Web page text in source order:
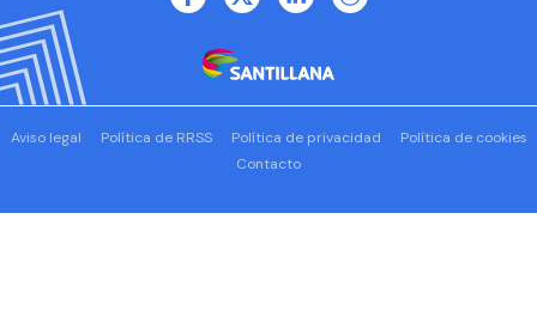
Aviso legal Política de RRSS Política de privacidad
Política de cookies
Contacto